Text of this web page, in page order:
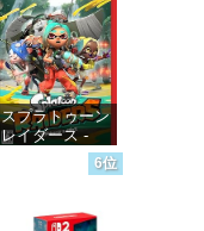
スプラトゥーン
レイダース -
6位